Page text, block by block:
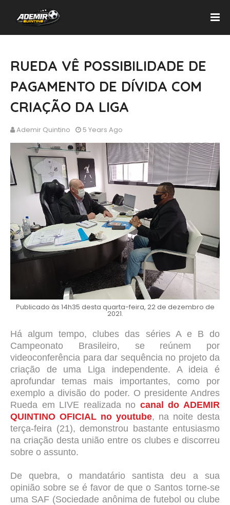
RUEDA VÊ POSSIBILIDADE DE
PAGAMENTO DE DÍVIDA COM
CRIAÇÃO DA LIGA
Ademir Quintino 5 Years Ago
Publicado às 14h35 desta quarta-feira, 22 de dezembro de
2021.
Há algum tempo, clubes das séries A e B do
Campeonato Brasileiro, se reúnem por
videoconferência para dar sequência no projeto da
criação de uma Liga independente. A ideia é
aprofundar temas mais importantes, como por
exemplo a divisão do poder. O presidente Andres
Rueda em LIVE realizada no canal do ADEMIR
QUINTINO OFICIAL no youtube, na noite desta
terça-feira (21), demonstrou bastante entusiasmo
na criação desta união entre os clubes e discorreu
sobre o assunto.
De quebra, o mandatário santista deu a sua
opinião sobre se é favor de que o Santos torne-se
uma SAF (Sociedade anônima de futebol ou clube